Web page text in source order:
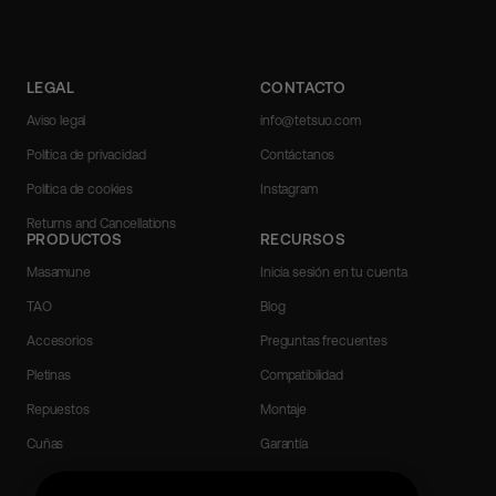
LEGAL
Aviso legal
Política de privacidad
Política de cookies
Returns and Cancellations
CONTACTO
info@tetsuo.com
Contáctanos
Instagram
PRODUCTOS
Masamune
TAO
Accesorios
Pletinas
Repuestos
Cuñas
RECURSOS
Inicia sesión en tu cuenta
Blog
Preguntas frecuentes
Compatibilidad
Montaje
Garantía